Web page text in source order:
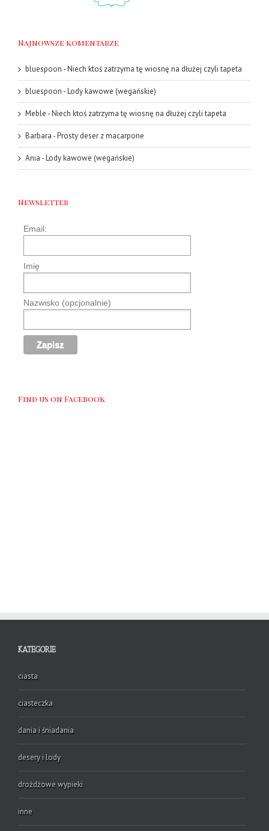
Najnowsze komentarze
bluespoon -Niech ktoś zatrzyma tę wiosnę na dłużej czyli tapeta
bluespoon -Lody kawowe (wegańskie)
Meble -Niech ktoś zatrzyma tę wiosnę na dłużej czyli tapeta
Barbara -Prosty deser z macarpone
Ania -Lody kawowe (wegańskie)
Newsletter
Email:
Imię
Nazwisko (opcjonalnie)
Find us on Facebook
KATEGORIE
ciasta
ciasteczka
dania i śniadania
desery i lody
drożdżowe wypieki
inne